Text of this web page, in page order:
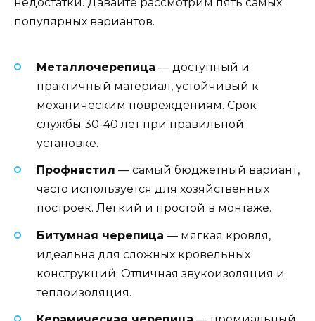
популярных вариантов.
Металлочерепица — доступный и
практичный материал, устойчивый к
механическим повреждениям. Срок
службы 30-40 лет при правильной
установке.
Профнастил — самый бюджетный вариант,
часто используется для хозяйственных
построек. Легкий и простой в монтаже.
Битумная черепица — мягкая кровля,
идеальна для сложных кровельных
конструкций. Отличная звукоизоляция и
теплоизоляция.